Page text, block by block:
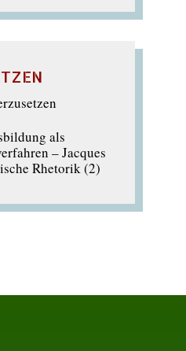
als
– Jacques
Rhetorik (2)